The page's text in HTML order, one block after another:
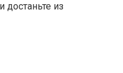
из